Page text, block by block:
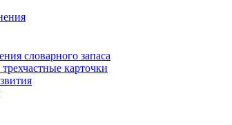
словарного запаса
карточки